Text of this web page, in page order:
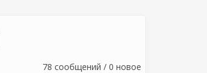
78 сообщений / 0 новое